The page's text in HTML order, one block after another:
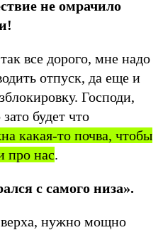
не омрачило
все дорого, мне надо
отпуск, да еще и
Господи,
будет что
какая-то почва, чтобы
про нас.
с самого низа».
верха, нужно мощно